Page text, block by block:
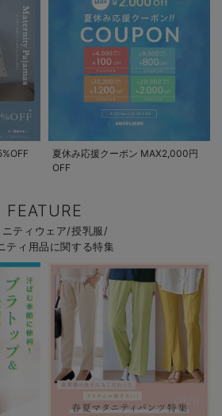
夏休み応援クーポン MAX2,000円
OFF
FEATURE
ニティウェア/授乳服/
ティ用品に関する特集